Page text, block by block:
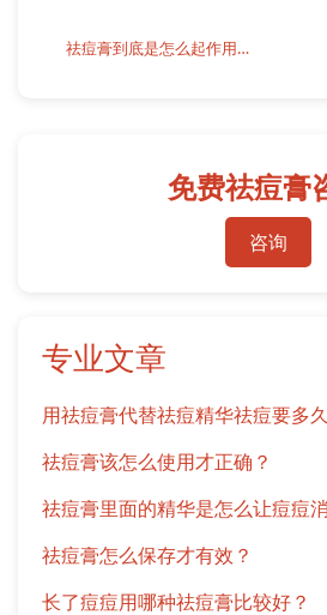
祛痘膏到底是怎么起作用的？
免费祛痘膏
咨询
专业文章
用祛痘膏代替祛痘精华祛痘要多
祛痘膏该怎么使用才正确？
祛痘膏里面的精华是怎么让痘痘
祛痘膏怎么保存才有效？
长了痘痘用哪种祛痘膏比较好？